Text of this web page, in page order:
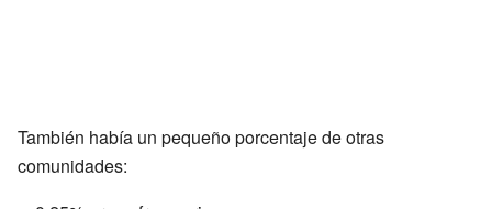
También había un pequeño porcentaje de otras
comunidades: